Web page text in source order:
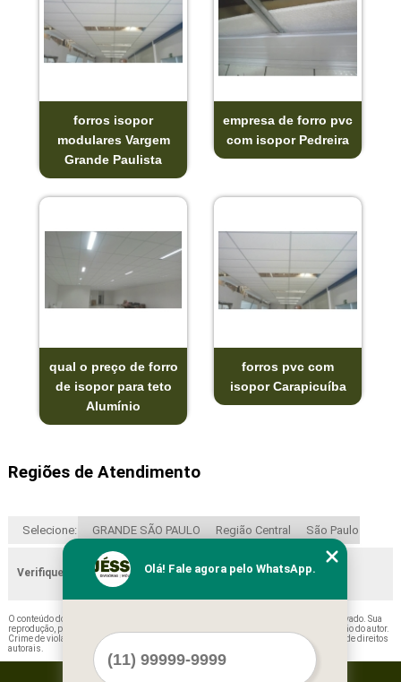
forros isopor
modulares Vargem
Grande Paulista
empresa de forro pvc
com isopor Pedreira
qual o preço de forro
de isopor para teto
Alumínio
forros pvc com
isopor Carapicuíba
Regiões de Atendimento
Selecione: GRANDE SÃO PAULO Região Central São Paulo
Verifique as regiões que atendemos
O conteúdo do texto "
" é de direito reservado. Sua
reprodução, parcial ou total, mesmo citando nossos links, é proibida sem a autorização do autor.
Crime de violação de direito autoral – artigo 184 do Código Penal –
Lei 9610/98 - Lei de direitos
autorais
Olá! Fale agora pelo WhatsApp.